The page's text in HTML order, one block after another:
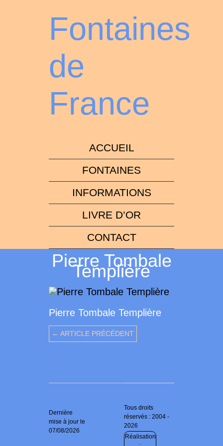
Fontaines
de
France
ACCUEIL
FONTAINES
INFORMATIONS
LIVRE D’OR
CONTACT
Pierre Tombale
Templière
Pierre Tombale Templière
← ARTICLE PRÉCÉDENT
Dernière
mise à jour le
07/08/2026
Tous droits
réservés : 2004 -
2026
Réalisation